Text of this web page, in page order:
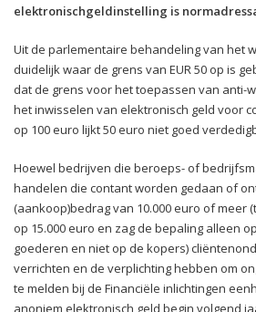
elektronischgeldinstelling is
Uit de parlementaire behandeling van het
duidelijk waar de grens van EUR 50 op is
dat de grens voor het toepassen van anti-
het inwisselen van elektronisch geld voor
op 100 euro lijkt 50 euro niet goed
Hoewel bedrijven die beroeps- of
handelen die contant worden gedaan of
(aankoop)bedrag van 10.000 euro of meer
op 15.000 euro en zag de bepaling alleen
goederen en niet op de kopers)
verrichten en de verplichting hebben om
te melden bij de Financiële inlichtingen
anoniem elektronisch geld begin volgend